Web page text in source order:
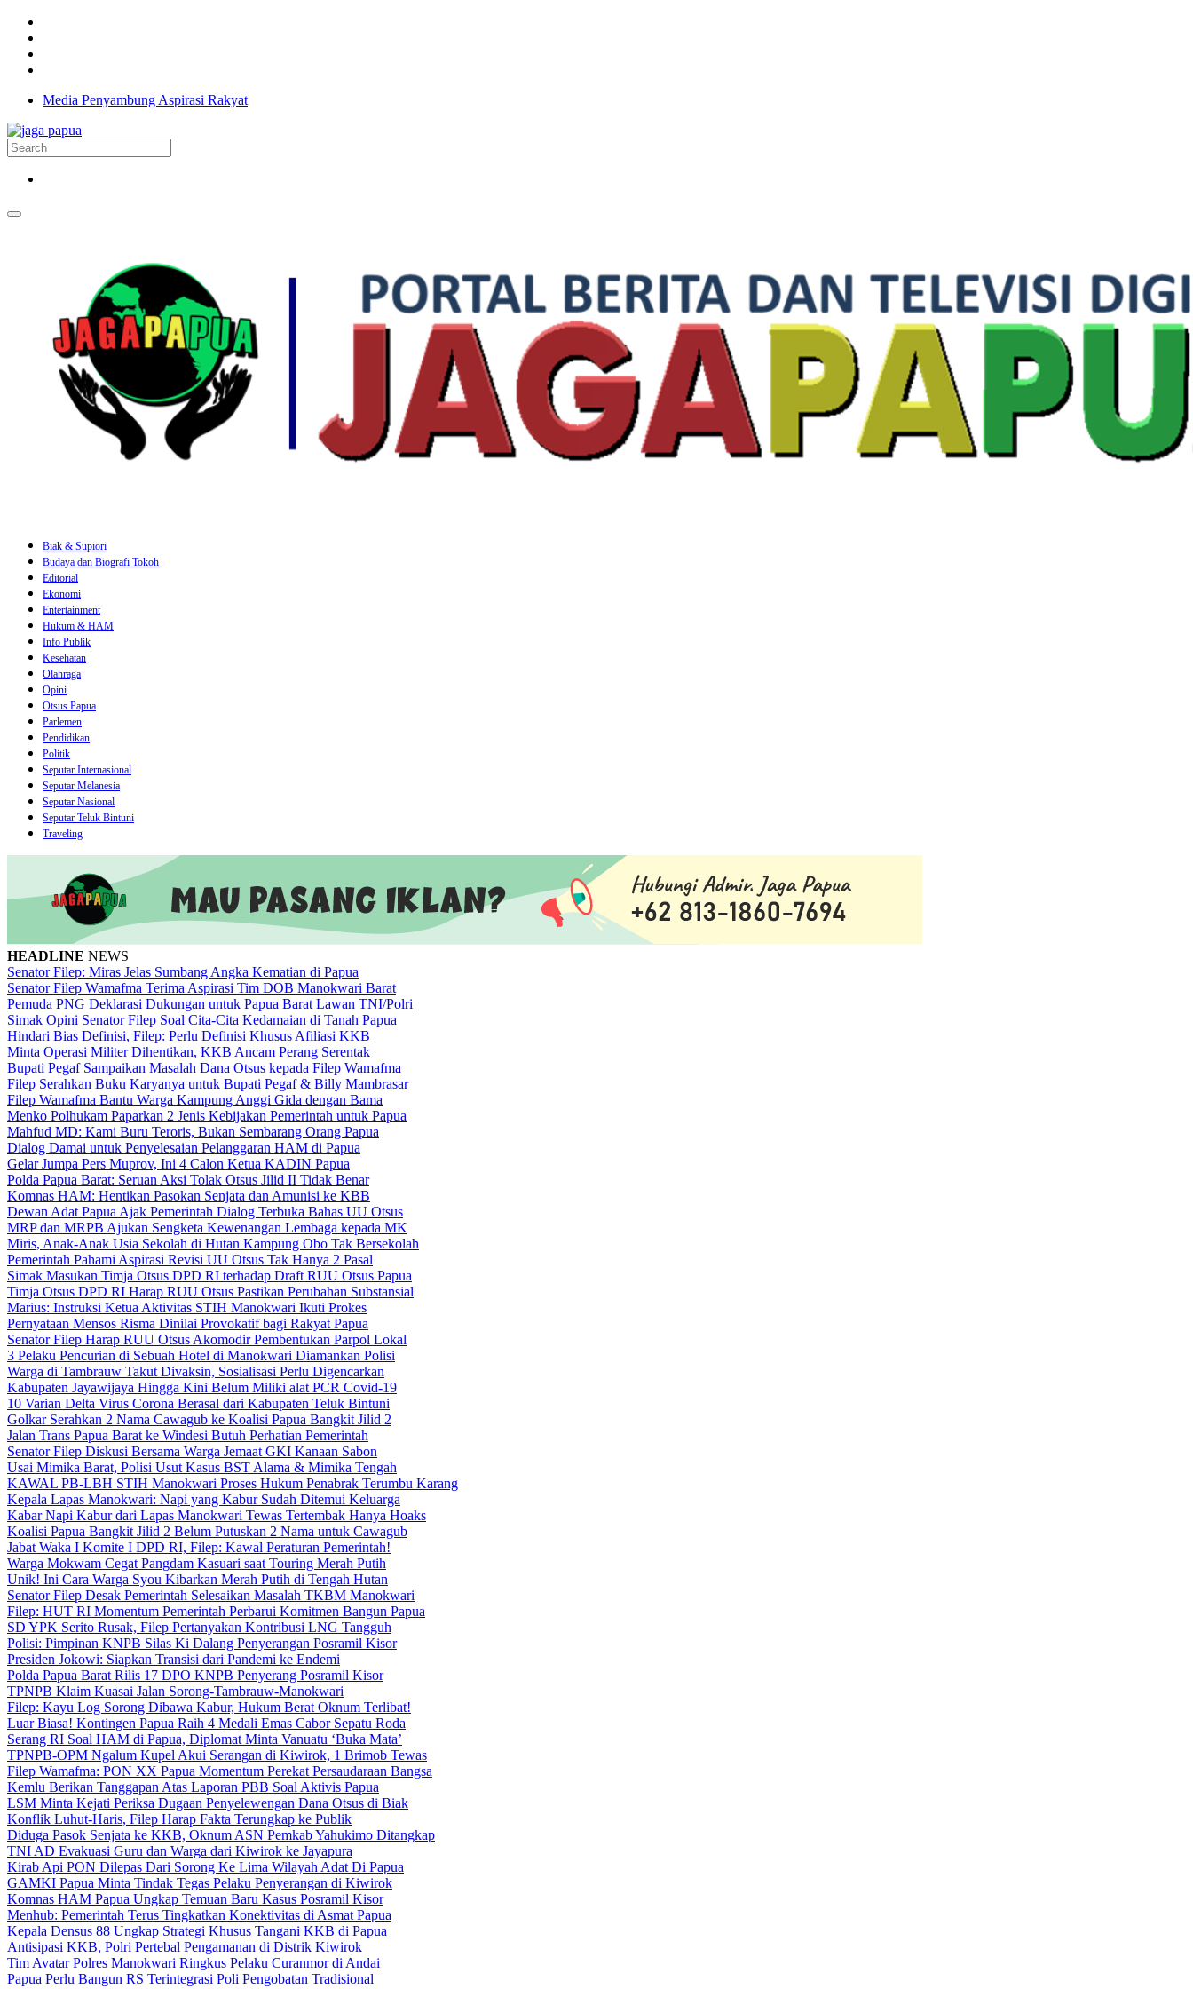
Media Penyambung Aspirasi Rakyat
Biak & Supiori
Budaya dan Biografi Tokoh
Editorial
Ekonomi
Entertainment
Hukum & HAM
Info Publik
Kesehatan
Olahraga
Opini
Otsus Papua
Parlemen
Pendidikan
Politik
Seputar Internasional
Seputar Melanesia
Seputar Nasional
Seputar Teluk Bintuni
Traveling
HEADLINE NEWS
Senator Filep: Miras Jelas Sumbang Angka Kematian di Papua
Senator Filep Wamafma Terima Aspirasi Tim DOB Manokwari Barat
Pemuda PNG Deklarasi Dukungan untuk Papua Barat Lawan TNI/Polri
Simak Opini Senator Filep Soal Cita-Cita Kedamaian di Tanah Papua
Hindari Bias Definisi, Filep: Perlu Definisi Khusus Afiliasi KKB
Minta Operasi Militer Dihentikan, KKB Ancam Perang Serentak
Bupati Pegaf Sampaikan Masalah Dana Otsus kepada Filep Wamafma
Filep Serahkan Buku Karyanya untuk Bupati Pegaf & Billy Mambrasar
Filep Wamafma Bantu Warga Kampung Anggi Gida dengan Bama
Menko Polhukam Paparkan 2 Jenis Kebijakan Pemerintah untuk Papua
Mahfud MD: Kami Buru Teroris, Bukan Sembarang Orang Papua
Dialog Damai untuk Penyelesaian Pelanggaran HAM di Papua
Gelar Jumpa Pers Muprov, Ini 4 Calon Ketua KADIN Papua
Polda Papua Barat: Seruan Aksi Tolak Otsus Jilid II Tidak Benar
Komnas HAM: Hentikan Pasokan Senjata dan Amunisi ke KBB
Dewan Adat Papua Ajak Pemerintah Dialog Terbuka Bahas UU Otsus
MRP dan MRPB Ajukan Sengketa Kewenangan Lembaga kepada MK
Miris, Anak-Anak Usia Sekolah di Hutan Kampung Obo Tak Bersekolah
Pemerintah Pahami Aspirasi Revisi UU Otsus Tak Hanya 2 Pasal
Simak Masukan Timja Otsus DPD RI terhadap Draft RUU Otsus Papua
Timja Otsus DPD RI Harap RUU Otsus Pastikan Perubahan Substansial
Marius: Instruksi Ketua Aktivitas STIH Manokwari Ikuti Prokes
Pernyataan Mensos Risma Dinilai Provokatif bagi Rakyat Papua
Senator Filep Harap RUU Otsus Akomodir Pembentukan Parpol Lokal
3 Pelaku Pencurian di Sebuah Hotel di Manokwari Diamankan Polisi
Warga di Tambrauw Takut Divaksin, Sosialisasi Perlu Digencarkan
Kabupaten Jayawijaya Hingga Kini Belum Miliki alat PCR Covid-19
10 Varian Delta Virus Corona Berasal dari Kabupaten Teluk Bintuni
Golkar Serahkan 2 Nama Cawagub ke Koalisi Papua Bangkit Jilid 2
Jalan Trans Papua Barat ke Windesi Butuh Perhatian Pemerintah
Senator Filep Diskusi Bersama Warga Jemaat GKI Kanaan Sabon
Usai Mimika Barat, Polisi Usut Kasus BST Alama & Mimika Tengah
KAWAL PB-LBH STIH Manokwari Proses Hukum Penabrak Terumbu Karang
Kepala Lapas Manokwari: Napi yang Kabur Sudah Ditemui Keluarga
Kabar Napi Kabur dari Lapas Manokwari Tewas Tertembak Hanya Hoaks
Koalisi Papua Bangkit Jilid 2 Belum Putuskan 2 Nama untuk Cawagub
Jabat Waka I Komite I DPD RI, Filep: Kawal Peraturan Pemerintah!
Warga Mokwam Cegat Pangdam Kasuari saat Touring Merah Putih
Unik! Ini Cara Warga Syou Kibarkan Merah Putih di Tengah Hutan
Senator Filep Desak Pemerintah Selesaikan Masalah TKBM Manokwari
Filep: HUT RI Momentum Pemerintah Perbarui Komitmen Bangun Papua
SD YPK Serito Rusak, Filep Pertanyakan Kontribusi LNG Tangguh
Polisi: Pimpinan KNPB Silas Ki Dalang Penyerangan Posramil Kisor
Presiden Jokowi: Siapkan Transisi dari Pandemi ke Endemi
Polda Papua Barat Rilis 17 DPO KNPB Penyerang Posramil Kisor
TPNPB Klaim Kuasai Jalan Sorong-Tambrauw-Manokwari
Filep: Kayu Log Sorong Dibawa Kabur, Hukum Berat Oknum Terlibat!
Luar Biasa! Kontingen Papua Raih 4 Medali Emas Cabor Sepatu Roda
Serang RI Soal HAM di Papua, Diplomat Minta Vanuatu ‘Buka Mata’
TPNPB-OPM Ngalum Kupel Akui Serangan di Kiwirok, 1 Brimob Tewas
Filep Wamafma: PON XX Papua Momentum Perekat Persaudaraan Bangsa
Kemlu Berikan Tanggapan Atas Laporan PBB Soal Aktivis Papua
LSM Minta Kejati Periksa Dugaan Penyelewengan Dana Otsus di Biak
Konflik Luhut-Haris, Filep Harap Fakta Terungkap ke Publik
Diduga Pasok Senjata ke KKB, Oknum ASN Pemkab Yahukimo Ditangkap
TNI AD Evakuasi Guru dan Warga dari Kiwirok ke Jayapura
Kirab Api PON Dilepas Dari Sorong Ke Lima Wilayah Adat Di Papua
GAMKI Papua Minta Tindak Tegas Pelaku Penyerangan di Kiwirok
Komnas HAM Papua Ungkap Temuan Baru Kasus Posramil Kisor
Menhub: Pemerintah Terus Tingkatkan Konektivitas di Asmat Papua
Kepala Densus 88 Ungkap Strategi Khusus Tangani KKB di Papua
Antisipasi KKB, Polri Pertebal Pengamanan di Distrik Kiwirok
Tim Avatar Polres Manokwari Ringkus Pelaku Curanmor di Andai
Papua Perlu Bangun RS Terintegrasi Poli Pengobatan Tradisional